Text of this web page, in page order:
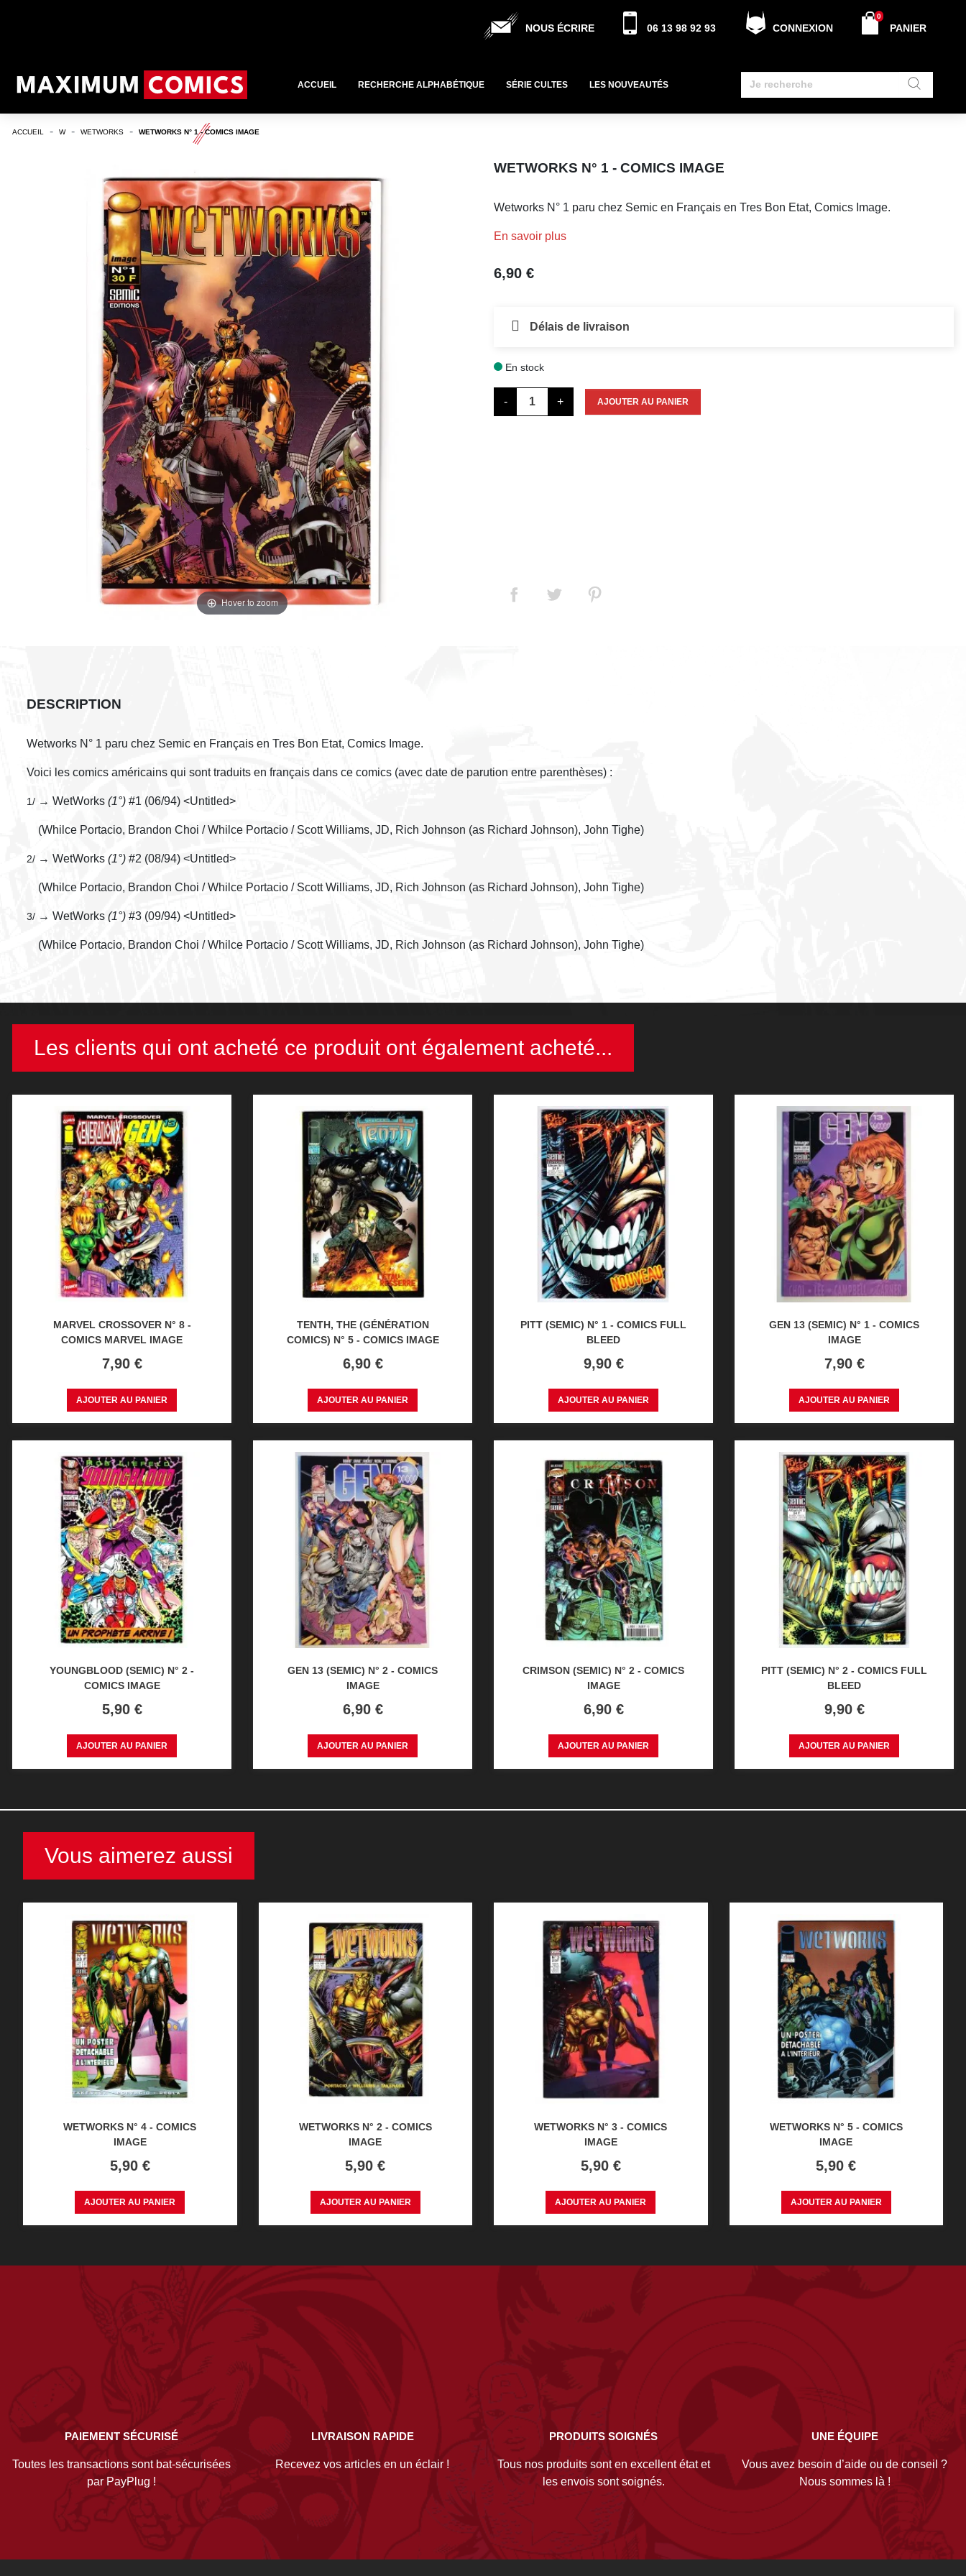
NOUS ÉCRIRE 06 13 98 92 93 CONNEXION PANIER
0
ACCUEIL RECHERCHE ALPHABÉTIQUE SÉRIE CULTES LES NOUVEAUTÉS
ACCUEIL W WETWORKS WETWORKS N° 1 - COMICS IMAGE
Hover to zoom
WETWORKS N° 1 - COMICS IMAGE
Wetworks N° 1 paru chez Semic en Français en Tres Bon Etat, Comics Image.
En savoir plus
6,90 €
Délais de livraison
En stock
- + AJOUTER AU PANIER
DESCRIPTION
Wetworks N° 1 paru chez Semic en Français en Tres Bon Etat, Comics Image.
Voici les comics américains qui sont traduits en français dans ce comics (avec date de parution entre parenthèses) :
1/ → WetWorks (1°) #1 (06/94) <Untitled>
(Whilce Portacio, Brandon Choi / Whilce Portacio / Scott Williams, JD, Rich Johnson (as Richard Johnson), John Tighe)
2/ → WetWorks (1°) #2 (08/94) <Untitled>
(Whilce Portacio, Brandon Choi / Whilce Portacio / Scott Williams, JD, Rich Johnson (as Richard Johnson), John Tighe)
3/ → WetWorks (1°) #3 (09/94) <Untitled>
(Whilce Portacio, Brandon Choi / Whilce Portacio / Scott Williams, JD, Rich Johnson (as Richard Johnson), John Tighe)
Les clients qui ont acheté ce produit ont également acheté...
MARVEL CROSSOVER N° 8 -
COMICS MARVEL IMAGE
Prix
7,90 €
AJOUTER AU PANIER
TENTH, THE (GÉNÉRATION
COMICS) N° 5 - COMICS IMAGE
Prix
6,90 €
AJOUTER AU PANIER
PITT (SEMIC) N° 1 - COMICS FULL
BLEED
Prix
9,90 €
AJOUTER AU PANIER
GEN 13 (SEMIC) N° 1 - COMICS
IMAGE
Prix
7,90 €
AJOUTER AU PANIER
YOUNGBLOOD (SEMIC) N° 2 -
COMICS IMAGE
Prix
5,90 €
AJOUTER AU PANIER
GEN 13 (SEMIC) N° 2 - COMICS
IMAGE
Prix
6,90 €
AJOUTER AU PANIER
CRIMSON (SEMIC) N° 2 - COMICS
IMAGE
Prix
6,90 €
AJOUTER AU PANIER
PITT (SEMIC) N° 2 - COMICS FULL
BLEED
Prix
9,90 €
AJOUTER AU PANIER
Vous aimerez aussi
WETWORKS N° 4 - COMICS
IMAGE
Prix
5,90 €
AJOUTER AU PANIER
WETWORKS N° 2 - COMICS
IMAGE
Prix
5,90 €
AJOUTER AU PANIER
WETWORKS N° 3 - COMICS
IMAGE
Prix
5,90 €
AJOUTER AU PANIER
WETWORKS N° 5 - COMICS
IMAGE
Prix
5,90 €
AJOUTER AU PANIER
PAIEMENT SÉCURISÉ
Toutes les transactions sont bat-sécurisées
par PayPlug !
LIVRAISON RAPIDE
Recevez vos articles en un éclair !
PRODUITS SOIGNÉS
Tous nos produits sont en excellent état et
les envois sont soignés.
UNE ÉQUIPE
Vous avez besoin d’aide ou de conseil ?
Nous sommes là !